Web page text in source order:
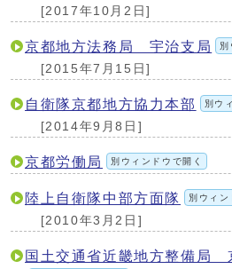
[2017年10月2日]
京都地方法務局 宇治支局 別
[2015年7月15日]
自衛隊京都地方協力本部 別ウ
[2014年9月8日]
京都労働局 別ウィンドウで開く
陸上自衛隊中部方面隊 別ウィン
[2010年3月2日]
国土交通省近畿地方整備局